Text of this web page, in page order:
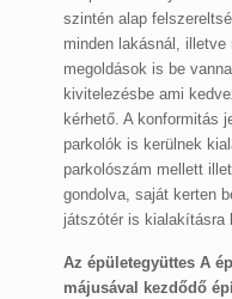
szintén alap
minden lakásnál,
megoldások is be
kivitelezésbe ami
kérhető. A konformitás
parkolók is kerülnek
parkolószám mellett
gondolva, saját kerten
játszótér is kialakításra
Az épületegyüttes A
májusával kezdődő